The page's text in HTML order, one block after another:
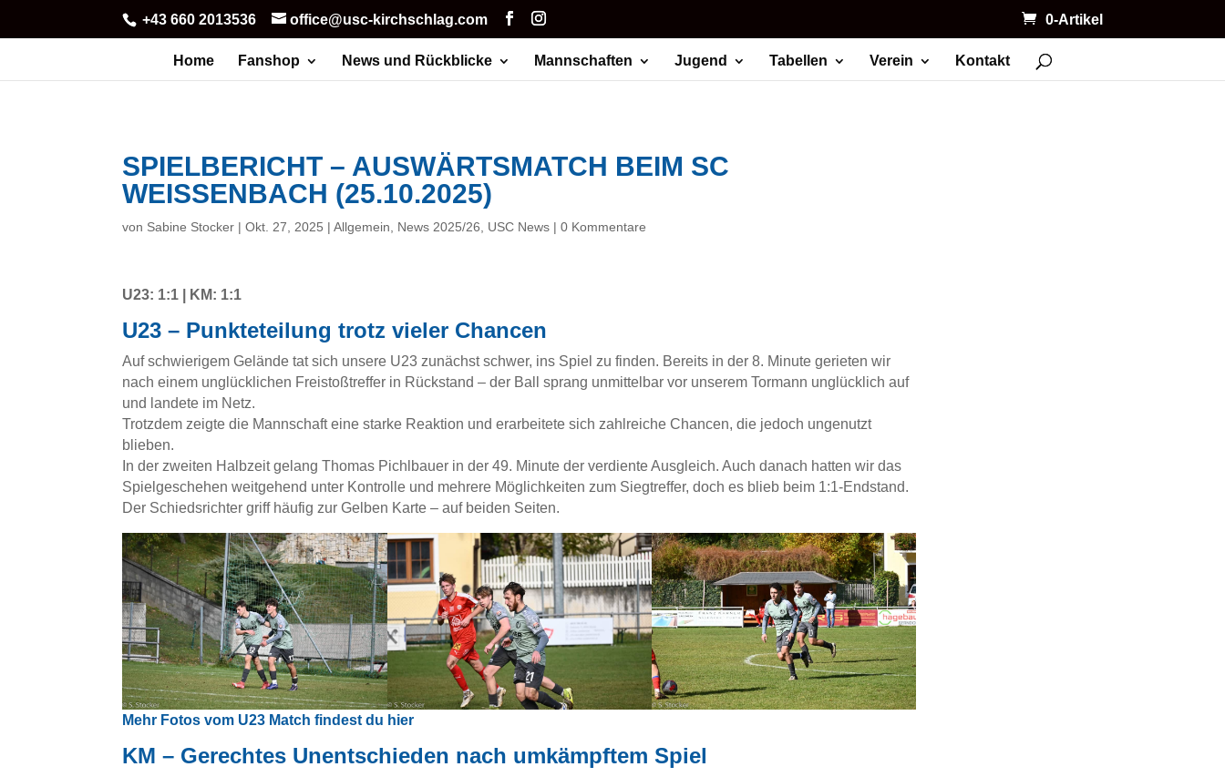
+43 660 2013536 office@usc-kirchschlag.com 0-Artikel
Home Fanshop News und Rückblicke Mannschaften Jugend Tabellen Verein Kontakt
SPIELBERICHT – AUSWÄRTSMATCH BEIM SC
WEISSENBACH (25.10.2025)
von Sabine Stocker |Okt. 27, 2025 |Allgemein News 2025/26 USC News |0 Kommentare
U23: 1:1 | KM: 1:1
U23 – Punkteteilung trotz vieler Chancen
Auf schwierigem Gelände tat sich unsere U23 zunächst schwer, ins Spiel zu finden. Bereits in der 8. Minute gerieten wir
nach einem unglücklichen Freistoßtreffer in Rückstand – der Ball sprang unmittelbar vor unserem Tormann unglücklich auf
und landete im Netz.
Trotzdem zeigte die Mannschaft eine starke Reaktion und erarbeitete sich zahlreiche Chancen, die jedoch ungenutzt
blieben.
In der zweiten Halbzeit gelang Thomas Pichlbauer in der 49. Minute der verdiente Ausgleich. Auch danach hatten wir das
Spielgeschehen weitgehend unter Kontrolle und mehrere Möglichkeiten zum Siegtreffer, doch es blieb beim 1:1-Endstand.
Der Schiedsrichter griff häufig zur Gelben Karte – auf beiden Seiten.
Mehr Fotos vom U23 Match findest du hier
KM – Gerechtes Unentschieden nach umkämpftem Spiel